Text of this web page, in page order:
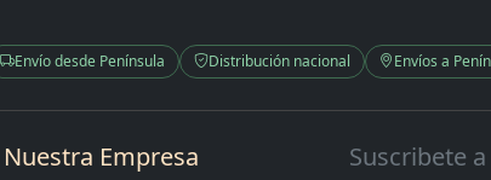
Envío desde Península Distribución nacional Envíos a
Nuestra Empresa Suscribete